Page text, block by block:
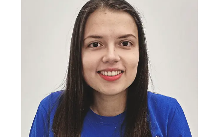
Alt + 0